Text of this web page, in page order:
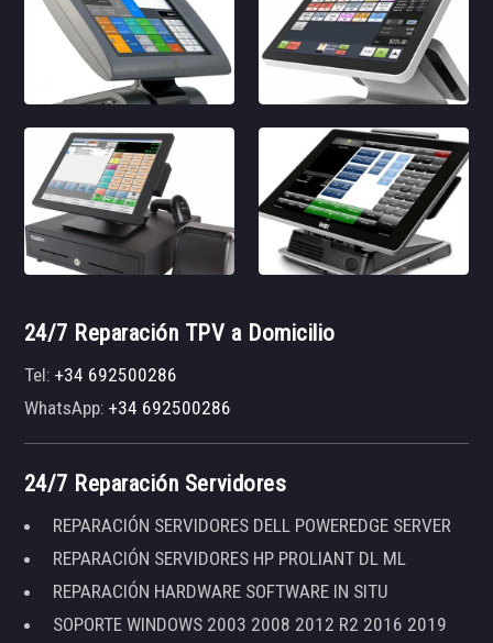
24/7 Reparación TPV a Domicilio
Tel:+34 692500286
WhatsApp:+34 692500286
24/7 Reparación Servidores
REPARACIÓN SERVIDORES DELL POWEREDGE SERVER
REPARACIÓN SERVIDORES HP PROLIANT DL ML
REPARACIÓN HARDWARE SOFTWARE IN SITU
SOPORTE WINDOWS 2003 2008 2012 R2 2016 2019